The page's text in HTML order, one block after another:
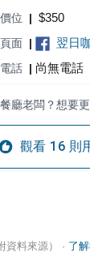
位 | $350
面 | 翌日
話 | 尚無電話
廳老闆？想要
觀看 16 則
料來源） · 了